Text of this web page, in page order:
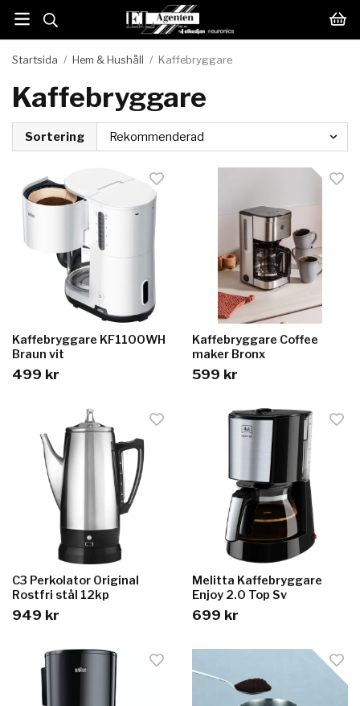
Startsida / Hem & Hushåll / Kaffebryggare
Kaffebryggare
Sortering
Kaffebryggare KF1100WH
Braun vit
499 kr
Kaffebryggare Coffee
maker Bronx
599 kr
C3 Perkolator Original
Rostfri stål 12kp
949 kr
Melitta Kaffebryggare
Enjoy 2.0 Top Sv
699 kr